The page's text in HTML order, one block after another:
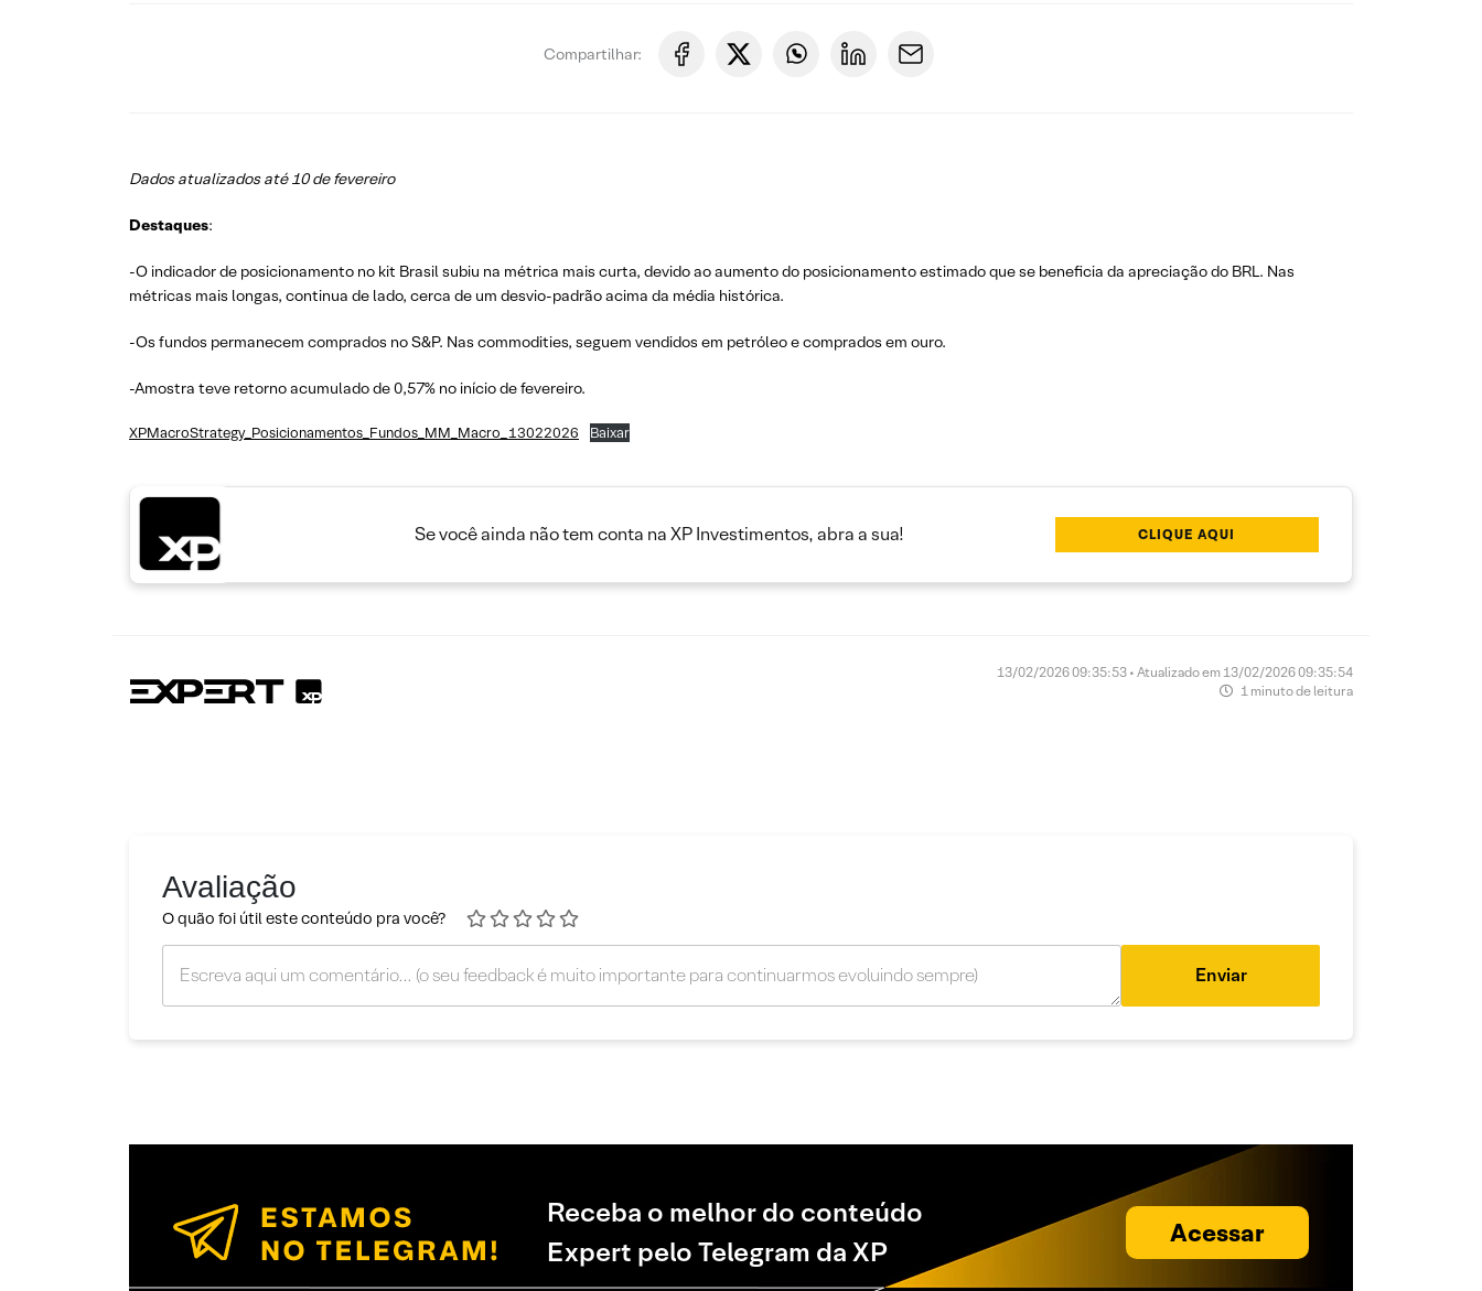
Compartilhar:
Dados atualizados até 10 de fevereiro
Destaques:
-O indicador de posicionamento no kit Brasil subiu na métrica mais curta, devido ao aumento do posicionamento estimado que se beneficia da apreciação do BRL. Nas
métricas mais longas, continua de lado, cerca de um desvio-padrão acima da média histórica.
-Os fundos permanecem comprados no S&P. Nas commodities, seguem vendidos em petróleo e comprados em ouro.
-Amostra teve retorno acumulado de 0,57% no início de fevereiro.
XPMacroStrategy_Posicionamentos_Fundos_MM_Macro_13022026 Baixar
Se você ainda não tem conta na XP Investimentos, abra a sua! CLIQUE AQUI
13/02/2026 09:35:53 • Atualizado em 13/02/2026 09:35:54
1 minuto de leitura
Avaliação
O quão foi útil este conteúdo pra você?
Enviar
Receba o melhor do conteúdo
Expert pelo Telegram da XP
Acessar